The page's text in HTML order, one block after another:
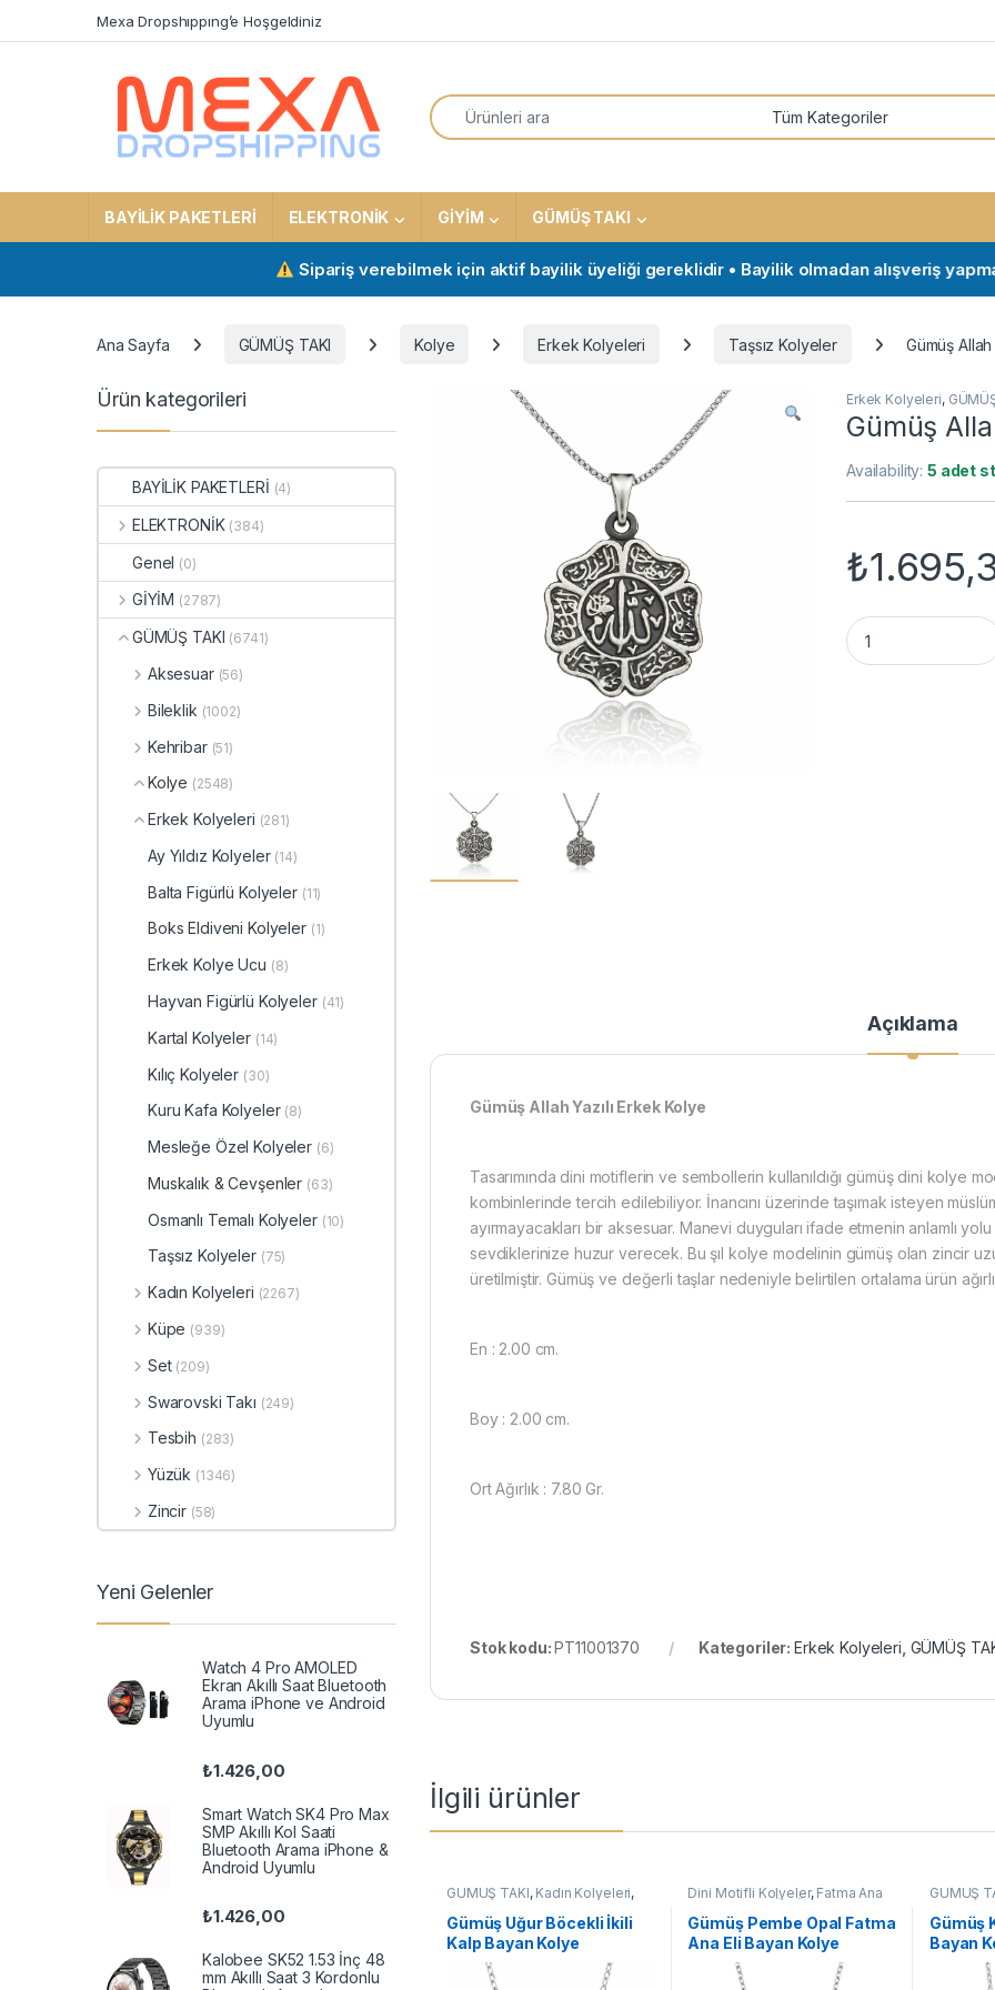
Mexa Dropshıppıng’e Hoşgeldiniz
Search for:
BAYİLİK PAKETLERİ ELEKTRONİK GİYİM GÜMÜŞ TAKI
Sipariş verebilmek için aktif bayilik üyeliği gereklidir • Bayilik olmadan alışveriş
Ana Sayfa GÜMÜŞ TAKI Kolye Erkek Kolyeleri Taşsız Kolyeler Gümüş Allah
Erkek Kolyeleri,
Gümüş
Availability:5 adet
₺
Gümüş Allah
Açıklama
Gümüş Allah Yazılı Erkek Kolye
Tasarımında dini motiflerin ve sembollerin kullanıldığı gümüş dini kolye
kombinlerinde tercih edilebiliyor. İnancını üzerinde taşımak isteyen
ayırmayacakları bir aksesuar. Manevi duyguları ifade etmenin anlamlı
sevdiklerinize huzur verecek. Bu şıl kolye modelinin gümüş olan zincir
üretilmiştir. Gümüş ve değerli taşlar nedeniyle belirtilen ortalama ürün
En : 2.00 cm.
Boy : 2.00 cm.
Ort Ağırlık : 7.80 Gr.
Stok kodu:PT11001370 Kategoriler: Erkek Kolyeleri GÜMÜŞ
İlgili ürünler
GÜMÜŞ TAKI, Kadın Kolyeleri,
Kalpli Kolyeler
Gümüş Uğur Böcekli İkili
Kalp Bayan Kolye
Dini Motifli Kolyeler, Fatma Ana
GÜMÜŞ TAKI
Kolyeleri ,Kolye
Gümüş Pembe Opal Fatma
Ana Eli Bayan Kolye
GÜMÜŞ
Kolyeler
Kelebek
Gümüş
Bayan
Ürün kategorileri
BAYİLİK PAKETLERİ (4)
ELEKTRONİK (384)
Genel (0)
GİYİM (2787)
GÜMÜŞ TAKI (6741)
Aksesuar (56)
Bileklik (1002)
Kehribar (51)
Kolye (2548)
Erkek Kolyeleri (281)
Ay Yıldız Kolyeler (14)
Balta Figürlü Kolyeler (11)
Boks Eldiveni Kolyeler (1)
Erkek Kolye Ucu (8)
Hayvan Figürlü Kolyeler (41)
Kartal Kolyeler (14)
Kılıç Kolyeler (30)
Kuru Kafa Kolyeler (8)
Mesleğe Özel Kolyeler (6)
Muskalık & Cevşenler (63)
Osmanlı Temalı Kolyeler (10)
Taşsız Kolyeler (75)
Kadın Kolyeleri (2267)
Küpe (939)
Set (209)
Swarovski Takı (249)
Tesbih (283)
Yüzük (1346)
Zincir (58)
Yeni Gelenler
Watch 4 Pro AMOLED
Ekran Akıllı Saat Bluetooth
Arama iPhone ve Android
Uyumlu
₺1.426,00
Smart Watch SK4 Pro Max
SMP Akıllı Kol Saati
Bluetooth Arama iPhone &
Android Uyumlu
₺1.426,00
Kalobee SK52 1.53 İnç 48
mm Akıllı Saat 3 Kordonlu